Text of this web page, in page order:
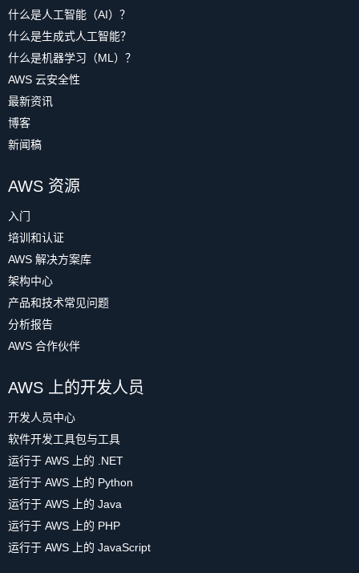
什么是人工智能（AI）？
什么是生成式人工智能？
什么是机器学习（ML）？
AWS 云安全性
最新资讯
博客
新闻稿
AWS 资源
入门
培训和认证
AWS 解决方案库
架构中心
产品和技术常见问题
分析报告
AWS 合作伙伴
AWS 上的开发人员
开发人员中心
软件开发工具包与工具
运行于 AWS 上的 .NET
运行于 AWS 上的 Python
运行于 AWS 上的 Java
运行于 AWS 上的 PHP
运行于 AWS 上的 JavaScript